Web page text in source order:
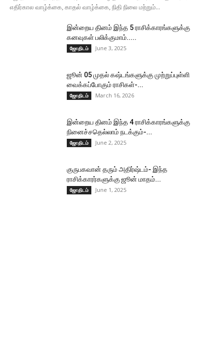
எதிர்கால வாழ்க்கை, காதல் வாழ்க்கை, நிதி நிலை மற்றும்...
இன்றைய தினம் இந்த 5 ராசிக்காரங்களுக்கு
கனவுகள் பலிக்குமாம்.....
ஜோதிடம் June 3, 2025
ஜூன் 05 முதல் கஷ்டங்களுக்கு முற்றுப்புள்ளி
வைக்கப்போகும் ராசிகள்-...
ஜோதிடம் March 16, 2026
இன்றைய தினம் இந்த 4 ராசிக்காரங்களுக்கு
நினைச்சதெல்லாம் நடக்கும்-...
ஜோதிடம் June 2, 2025
குருபகவான் தரும் அதிர்ஷ்டம்- இந்த
ராசிக்காரர்களுக்கு ஜூன் மாதம்...
ஜோதிடம் June 1, 2025